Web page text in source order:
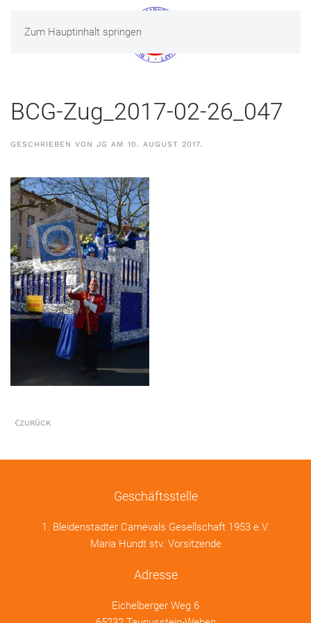
Zum Hauptinhalt springen
MENÜ
BCG-Zug_2017-02-26_047
GESCHRIEBEN VON JG AM 10. AUGUST 2017.
ZURÜCK
Geschäftsstelle
1. Bleidenstadter Carnevals Gesellschaft 1953 e.V.
Maria Hundt stv. Vorsitzende
Adresse
Eichelberger Weg 6